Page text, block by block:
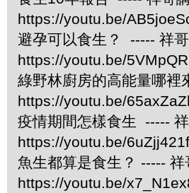
https://youtu.be/
避孕可以食生？ ----- 祥
https://youtu.be/
綠野林廚房的高能量哪裡
https://youtu.be/
疫情期間怎樣食生 -----
https://youtu.be/
魚生都算是食生？ -----
https://youtu.be/